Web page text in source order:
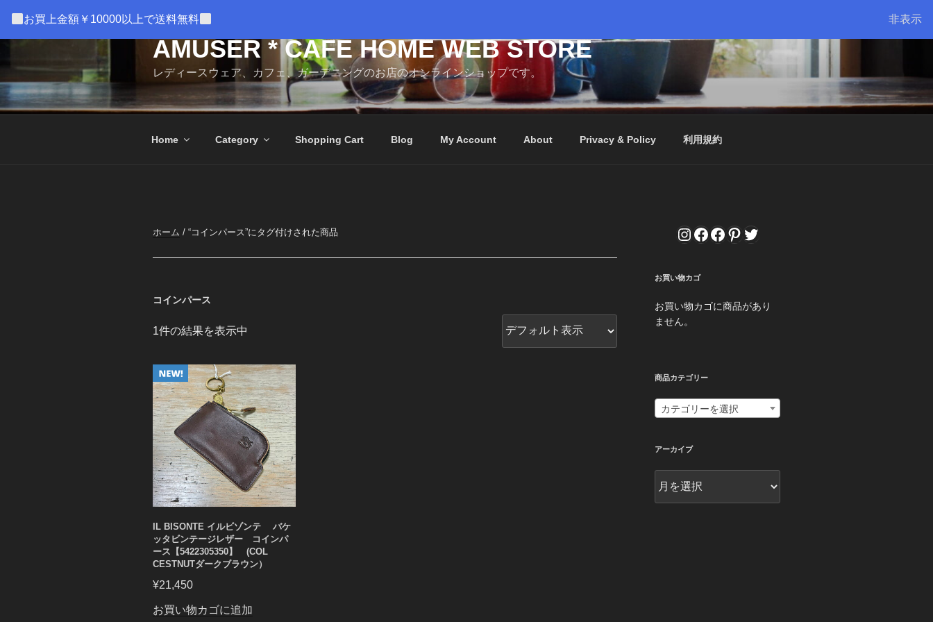
お買上金額￥10000以上で送料無料 非表示
テ
へ
ス
AMUSER * CAFE HOME WEB STORE
レディースウェア、カフェ、ガーデニングのお店のオンラインショップです。
Home Category Shopping Cart Blog My Account About Privacy & Policy 利用規約
ホーム / “コインパース”にタグ付けされた商品
コインパース
1件の結果を表示中
IL BISONTE イルビゾンテ バケ
ッタビンテージレザー コインパ
ース【5422305350】 (COL
CESTNUTダークブラウン）
¥21,450
お買い物カゴに追加
Instagram
Facebook
Facebook
Pinterest
Twitter
お買い物カゴ
お買い物カゴに商品があり
ません。
商品カテゴリー
カテゴリーを選択
アーカイブ
ー